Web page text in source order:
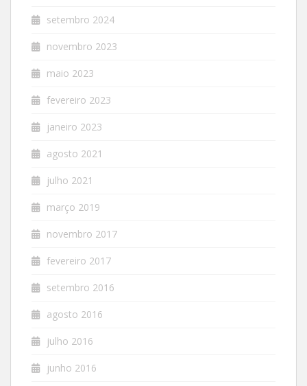
setembro 2024
novembro 2023
maio 2023
fevereiro 2023
janeiro 2023
agosto 2021
julho 2021
março 2019
novembro 2017
fevereiro 2017
setembro 2016
agosto 2016
julho 2016
junho 2016